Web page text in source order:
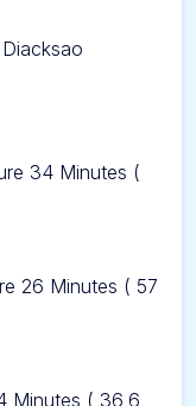
34 Minutes (
26 Minutes ( 57
Minutes ( 36,6